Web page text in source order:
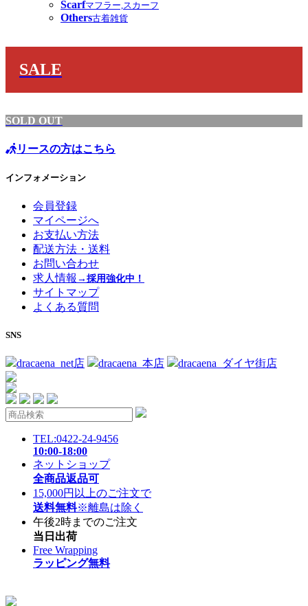
Scarfマフラー,スカーフ
Others古着雑貨
SALE
SOLD OUT
リースの方はこちら
インフォメーション
会員登録
マイページへ
お支払い方法
配送方法・送料
お問い合わせ
求人情報 →採用強化中！
サイトマップ
よくある質問
SNS
dracaena_net店 dracaena_本店 dracaena_ダイヤ街店
TEL:0422-24-9456
10:00-18:00
ネットショップ
全商品返品可
15,000円以上のご注文で
送料無料※離島は除く
午後2時までのご注文
当日出荷
Free Wrapping
ラッピング無料